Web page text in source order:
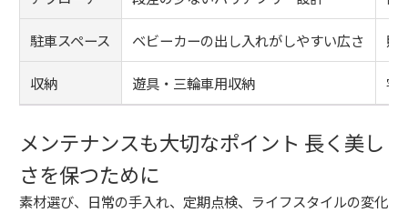
駐車スペース ベビーカーの出し入れがしやすい広さ 照
収納 遊具・三輪車用収納 宅
メンテナンスも大切なポイント 長く美し
さを保つために
素材選び、日常の手入れ、定期点検、ライフスタイルの変化